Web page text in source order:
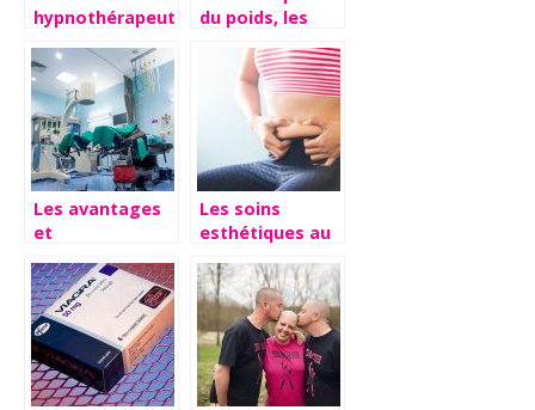
hypnothérapeute
votre stress
du poids, les
importantes.
Les avantages
et
d’une
intervention de
chirurgie
Les soins
esthétiques au
image